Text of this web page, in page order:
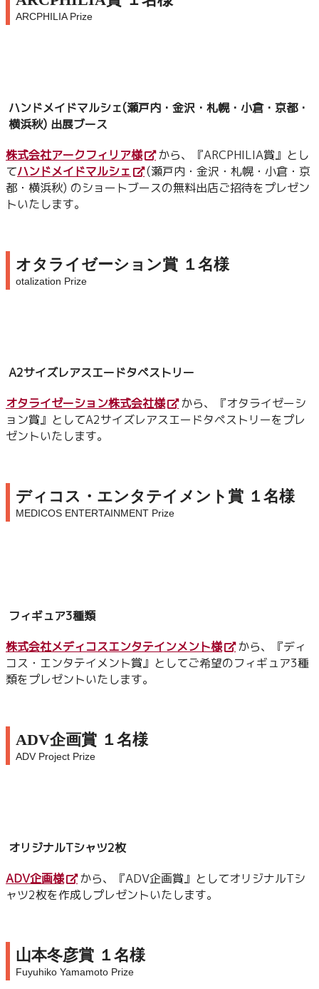
ARCPHILIA Prize
ハンドメイドマルシェ(瀬戸内・金沢・札幌・小倉・京都・
横浜秋) 出展ブース
株式会社アークフィリア様
から、『ARCPHILIA賞』とし
てハンドメイドマルシェ
(瀬戸内・金沢・札幌・小倉・京
都・横浜秋) のショートブースの無料出店ご招待をプレゼン
トいたします。
オタライゼーション賞 １名様
otalization Prize
A2サイズレアスエードタペストリー
オタライゼーション株式会社様
から、『オタライゼーシ
ョン賞』としてA2サイズレアスエードタペストリーをプレ
ゼントいたします。
ディコス・エンタテイメント賞 １名様
MEDICOS ENTERTAINMENT Prize
フィギュア3種類
株式会社メディコスエンタテインメント様
から、『ディ
コス・エンタテイメント賞』としてご希望のフィギュア3種
類をプレゼントいたします。
ADV企画賞 １名様
ADV Project Prize
オリジナルTシャツ2枚
ADV企画様
から、『ADV企画賞』としてオリジナルTシ
ャツ2枚を作成しプレゼントいたします。
山本冬彦賞 １名様
Fuyuhiko Yamamoto Prize